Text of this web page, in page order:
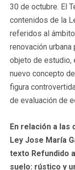
30 de octubre. El
contenidos de la
referidos al
renovación
objeto de estudio,
nuevo concepto
figura
de evaluación de
En relación a las
Ley Jose María
texto Refundido
suelo: rústico y